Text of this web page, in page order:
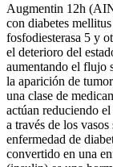
Augmentin 12h
con diabetes
fosfodiesterasa 5 y
el deterioro del
aumentando el flujo
la aparición de
una clase de
actúan reduciendo
a través de los
enfermedad de
convertido en una